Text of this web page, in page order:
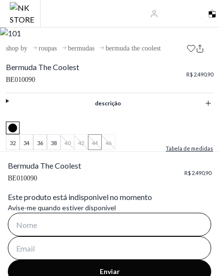
shop by roupas bermudas bermuda the coolest
Bermuda The Coolest
BE010090
R$ 2.490,90
descrição
32 34 36 38 40 42 44
46
Tabela de medidas
Bermuda The Coolest
BE010090
R$ 2.490,90
Este produto está indisponivel no momento
Avise-me quando estiver disponivel
Enviar